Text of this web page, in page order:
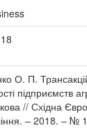
О. П.
підприємств
// Східна
– 2018. – №